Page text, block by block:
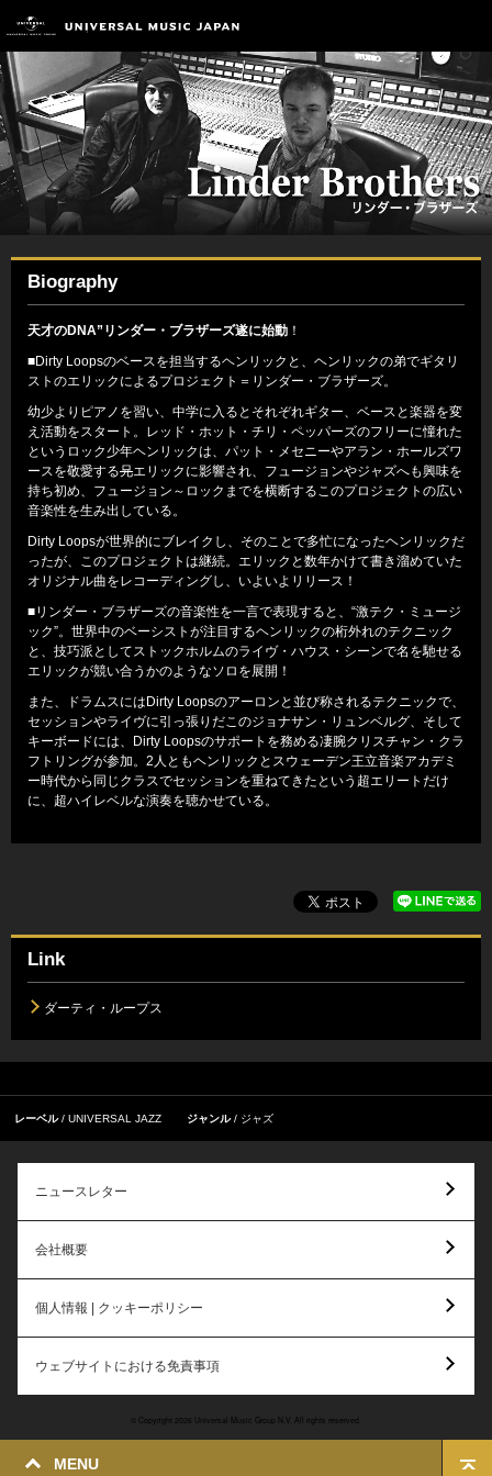
MENU
Biography
天才のDNA”リンダー・ブラザーズ遂に始動 ！
■Dirty Loopsのベースを担当するヘンリックと、ヘンリックの弟でギタリ
ストのエリックによるプロジェクト＝リンダー・ブラザーズ。
幼少よりピアノを習い、中学に入るとそれぞれギター、ベースと楽器を変
え活動をスタート。レッド・ホット・チリ・ペッパーズのフリーに憧れた
というロック少年ヘンリックは、パット・メセニーやアラン・ホールズワ
ースを敬愛する兄エリックに影響され、フュージョンやジャズへも興味を
持ち初め、フュージョン～ロックまでを横断するこのプロジェクトの広い
音楽性を生み出している。
Dirty Loopsが世界的にブレイクし、そのことで多忙になったヘンリックだ
ったが、このプロジェクトは継続。エリックと数年かけて書き溜めていた
オリジナル曲をレコーディングし、いよいよリリース！
■リンダー・ブラザーズの音楽性を一言で表現すると、“激テク・ミュージ
ック”。世界中のベーシストが注目するヘンリックの桁外れのテクニック
と、技巧派としてストックホルムのライヴ・ハウス・シーンで名を馳せる
エリックが競い合うかのようなソロを展開！
また、ドラムスにはDirty Loopsのアーロンと並び称されるテクニックで、
セッションやライヴに引っ張りだこのジョナサン・リュンベルグ、そして
キーボードには、Dirty Loopsのサポートを務める凄腕クリスチャン・クラ
フトリングが参加。2人ともヘンリックとスウェーデン王立音楽アカデミ
ー時代から同じクラスでセッションを重ねてきたという超エリートだけ
に、超ハイレベルな演奏を聴かせている。
Link
ダーティ・ループス
レーベル UNIVERSAL JAZZ ジャンル ジャズ
ニュースレター
会社概要
個人情報 | クッキーポリシー
ウェブサイトにおける免責事項
© Copyright 2026 Universal Music Group N.V. All rights reserved.